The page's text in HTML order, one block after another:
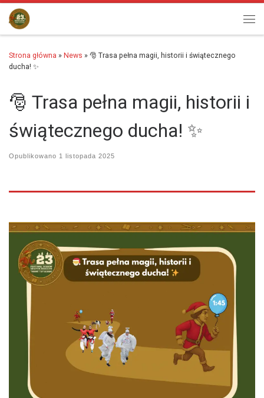
Przejdź do treści
Strona główna » News » 🎅 Trasa pełna magii, historii i świątecznego
ducha! ✨
🎅 Trasa pełna magii, historii i
świątecznego ducha! ✨
Opublikowano 1 listopada 2025